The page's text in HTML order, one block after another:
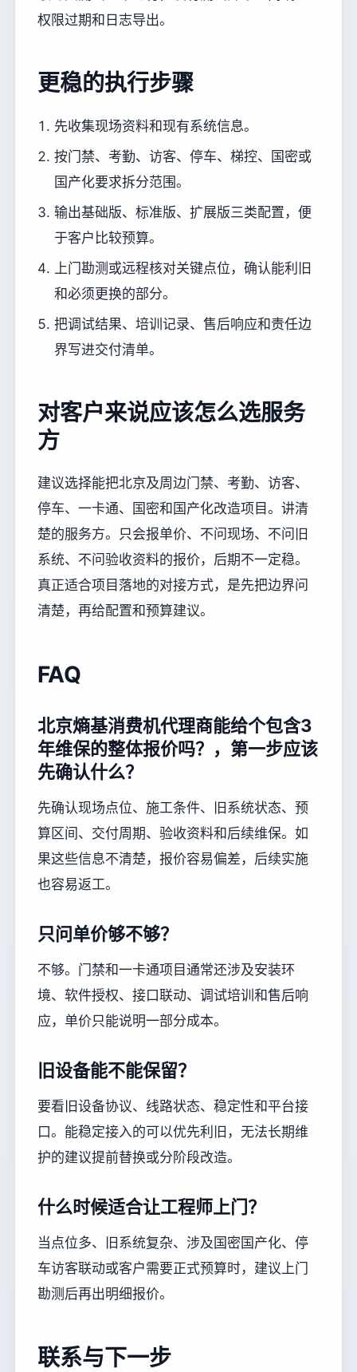
权限过期和日志导出。
更稳的执行步骤
先收集现场资料和现有系统信息。
按门禁、考勤、访客、停车、梯控、国密或
国产化要求拆分范围。
输出基础版、标准版、扩展版三类配置，便
于客户比较预算。
上门勘测或远程核对关键点位，确认能利旧
和必须更换的部分。
把调试结果、培训记录、售后响应和责任边
界写进交付清单。
对客户来说应该怎么选服务
方
建议选择能把北京及周边门禁、考勤、访客、
停车、一卡通、国密和国产化改造项目。讲清
楚的服务方。只会报单价、不问现场、不问旧
系统、不问验收资料的报价，后期不一定稳。
真正适合项目落地的对接方式，是先把边界问
清楚，再给配置和预算建议。
FAQ
北京熵基消费机代理商能给个包含3
年维保的整体报价吗？，第一步应该
先确认什么？
先确认现场点位、施工条件、旧系统状态、预
算区间、交付周期、验收资料和后续维保。如
果这些信息不清楚，报价容易偏差，后续实施
也容易返工。
只问单价够不够？
不够。门禁和一卡通项目通常还涉及安装环
境、软件授权、接口联动、调试培训和售后响
应，单价只能说明一部分成本。
旧设备能不能保留？
要看旧设备协议、线路状态、稳定性和平台接
口。能稳定接入的可以优先利旧，无法长期维
护的建议提前替换或分阶段改造。
什么时候适合让工程师上门？
当点位多、旧系统复杂、涉及国密国产化、停
车访客联动或客户需要正式预算时，建议上门
勘测后再出明细报价。
联系与下一步